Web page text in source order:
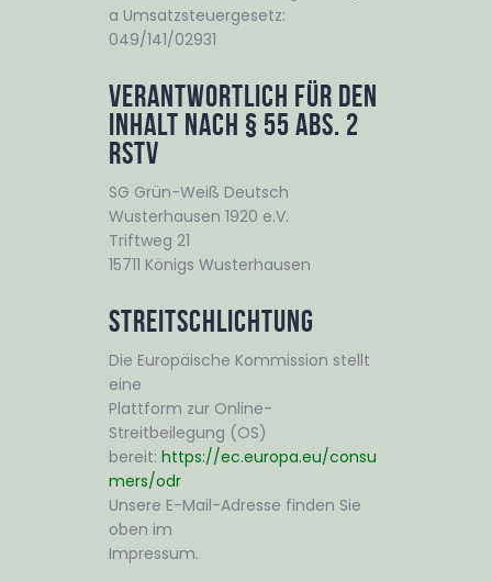
a Umsatzsteuergesetz:
049/141/02931
Verantwortlich für den
Inhalt nach § 55 Abs. 2
RStV
SG Grün-Weiß Deutsch
Wusterhausen 1920 e.V.
Triftweg 21
15711 Königs Wusterhausen
Streitschlichtung
Die Europäische Kommission stellt
eine
Plattform zur Online-
Streitbeilegung (OS)
bereit: https://ec.europa.eu/consu
mers/odr
Unsere E-Mail-Adresse finden Sie
oben im
Impressum.